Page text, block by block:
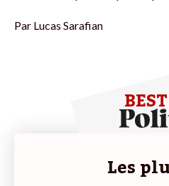
Par Lucas Sarafian
Les